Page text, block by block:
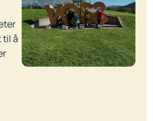
til å